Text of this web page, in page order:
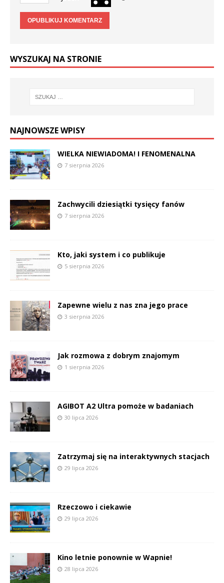
WYSZUKAJ NA STRONIE
NAJNOWSZE WPISY
WIELKA NIEWIADOMA! I FENOMENALNA
7 sierpnia 2026
Zachwycili dziesiątki tysięcy fanów
7 sierpnia 2026
Kto, jaki system i co publikuje
5 sierpnia 2026
Zapewne wielu z nas zna jego prace
3 sierpnia 2026
Jak rozmowa z dobrym znajomym
1 sierpnia 2026
AGIBOT A2 Ultra pomoże w badaniach
30 lipca 2026
Zatrzymaj się na interaktywnych stacjach
29 lipca 2026
Rzeczowo i ciekawie
29 lipca 2026
Kino letnie ponownie w Wapnie!
28 lipca 2026